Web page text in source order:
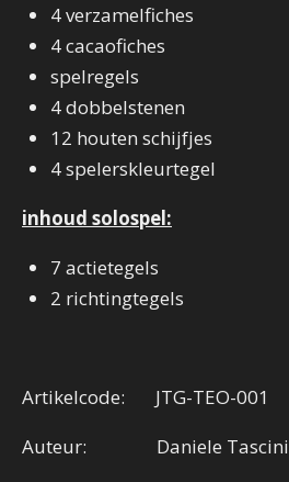
4 verzamelfiches
4 cacaofiches
spelregels
4 dobbelstenen
12 houten schijfjes
4 spelerskleurtegel
inhoud solospel:
7 actietegels
2 richtingtegels
Artikelcode: JTG-TEO-001
Auteur: Daniele Tascini